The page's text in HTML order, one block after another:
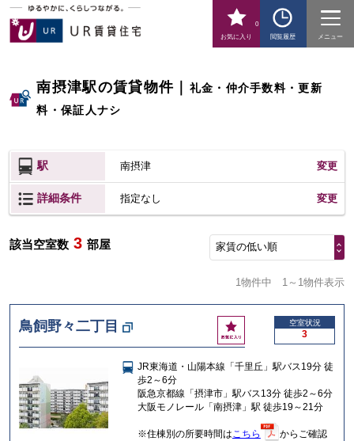
お気に入り
0
閲覧履歴
メニュー
南摂津駅の賃貸物件
礼金・仲介手数料・更新
料・保証人ナシ
駅 南摂津 変更
詳細条件 指定なし 変更
該当空室数 3 部屋 家賃の低い順
1物件中 1～1物件表示
鳥飼野々二丁目
お
気
入
空室状況
3
JR東海道・山陽本線「千里丘」駅バス19分 徒
歩2～6分
阪急京都線「摂津市」駅バス13分 徒歩2～6分
大阪モノレール「南摂津」駅 徒歩19～21分
※住棟別の所要時間はこちら
からご確認